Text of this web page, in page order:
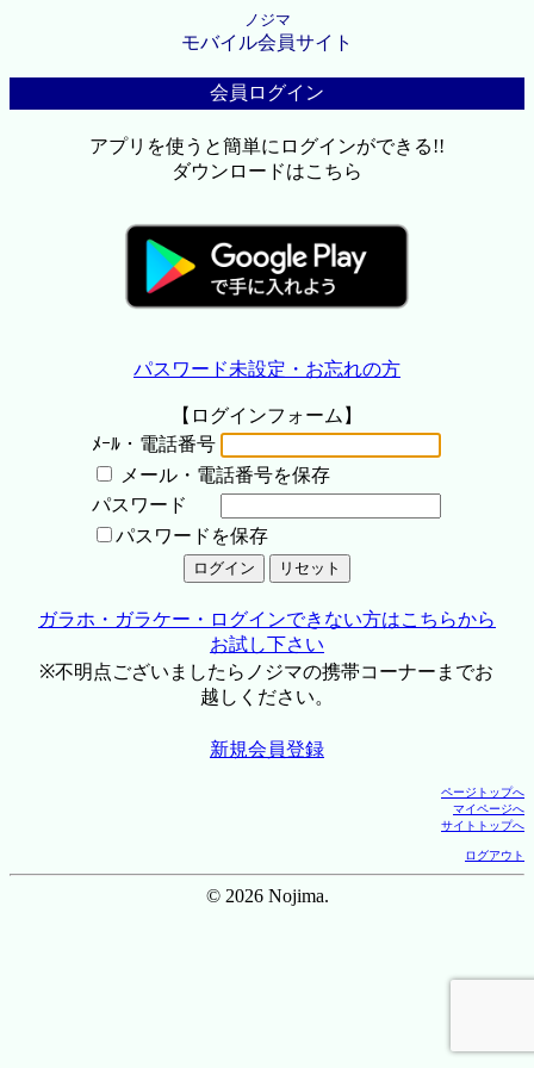
ノジマ
モバイル会員サイト
会員ログイン
アプリを使うと簡単にログインができる!!
ダウンロードはこちら
パスワード未設定・お忘れの方
【ログインフォーム】
ﾒｰﾙ・電話番号
メール・電話番号を保存
パスワード
パスワードを保存
ガラホ・ガラケー・ログインできない方はこちらから
お試し下さい
※不明点ございましたらノジマの携帯コーナーまでお
越しください。
新規会員登録
ページトップへ
マイページへ
サイトトップへ
ログアウト
© 2026 Nojima.